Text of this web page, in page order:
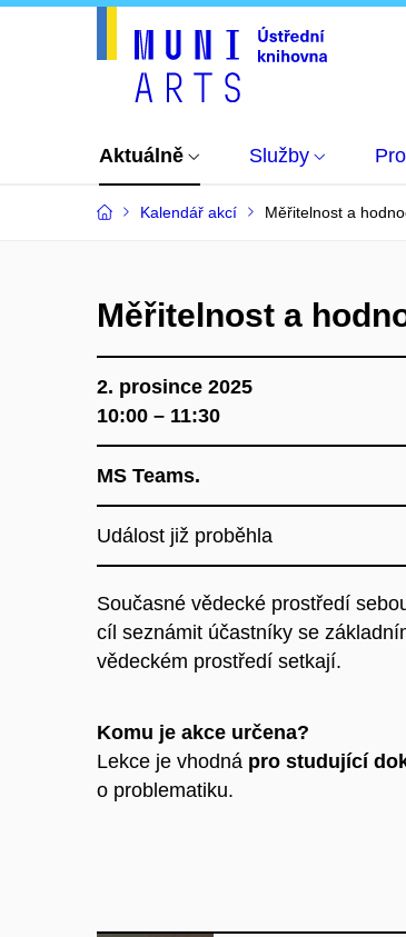
Aktuálně Služby
Kalendář akcí Měřitelnost a
Měřitelnost a
2. prosince 2025
10:00 – 11:30
MS Teams.
Událost již proběhla
Současné vědecké prostředí
cíl seznámit účastníky se
vědeckém prostředí setkají.
Komu je akce určena?
Lekce je vhodná pro studující
o problematiku.